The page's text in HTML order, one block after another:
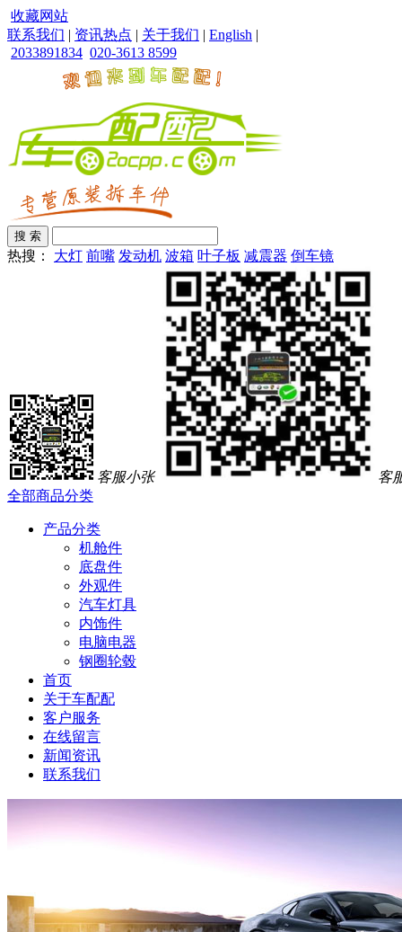
收藏网站
联系我们 | 资讯热点 | 关于我们 | English |
2033891834 020-3613 8599
热搜： 大灯 前嘴 发动机 波箱 叶子板 减震器 倒车镜
客服小张
客
全部商品分类
产品分类
机舱件
底盘件
外观件
汽车灯具
内饰件
电脑电器
钢圈轮毂
首页
关于车配配
客户服务
在线留言
新闻资讯
联系我们